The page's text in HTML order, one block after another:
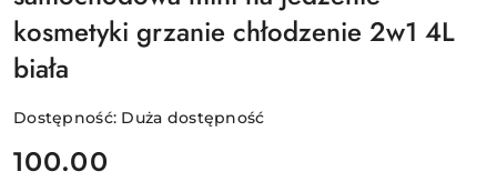
kosmetyki grzanie chłodzenie 2w1 4L
biała
Dostępność: Duża dostępność
cena:
100.00